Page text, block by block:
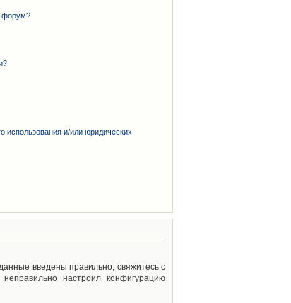
форум?
использования и/или юридических
введены правильно, свяжитесь с
настроил конфигурацию